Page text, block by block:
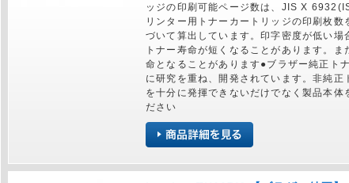
ッジの印刷可能ページ数は、JIS X
リンター用トナーカートリッジの印刷枚
づいて算出しています。印字密度が低い
トナー寿命が短くなることがあります。
命となることがあります●ブラザー純正ト
に研究を重ね、開発されています。非純
を十分に発揮できないだけでなく製品本体
ださい